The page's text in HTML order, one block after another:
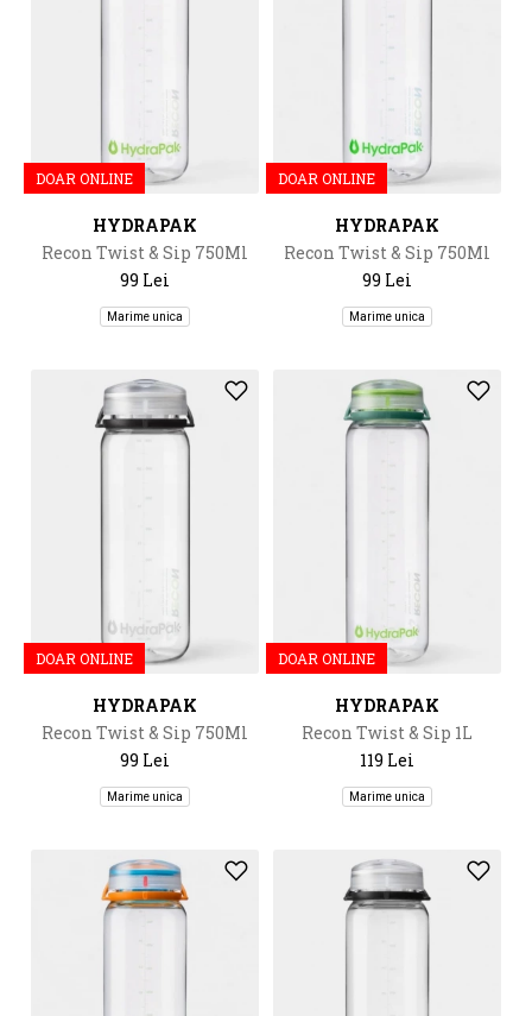
DOAR ONLINE
HYDRAPAK
Recon Twist & Sip 750Ml
99 Lei
Marime unica
DOAR ONLINE
HYDRAPAK
Recon Twist & Sip 750Ml
99 Lei
Marime unica
DOAR ONLINE
HYDRAPAK
Recon Twist & Sip 750Ml
99 Lei
Marime unica
DOAR ONLINE
HYDRAPAK
Recon Twist & Sip 1L
119 Lei
Marime unica